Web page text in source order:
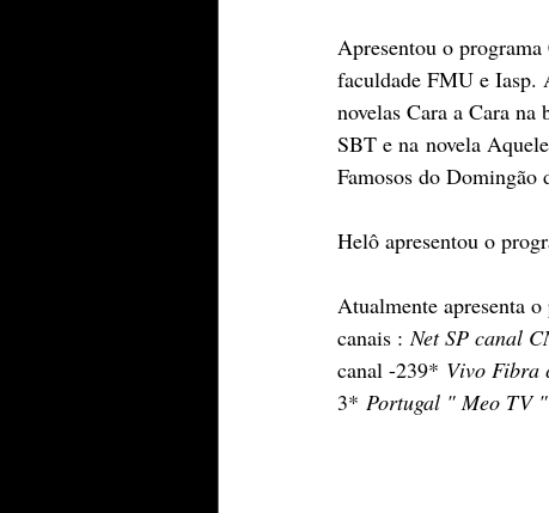
Apresentou o
faculdade FMU e Iasp.
novelas Cara a Cara
SBT e na novela
Famosos do Domingão
Helô apresentou o
Atualmente apresenta
canais : Net SP canal
canal -239* Vivo Fibra
3* Portugal " Meo TV "